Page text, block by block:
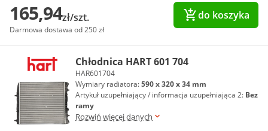
165,94zł/szt.
Darmowa dostawa od 250 zł
do koszyka
Chłodnica HART 601 704
HAR601704
Wymiary radiatora:590 x 320 x 34 mm
Artykuł uzupełniający / informacja uzupełniająca 2: Bez
ramy
Rozwiń więcej danych